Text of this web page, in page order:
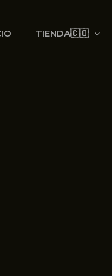
TIENDA🇨🇴